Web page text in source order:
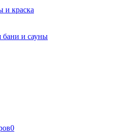
и краска
бани и сауны
0